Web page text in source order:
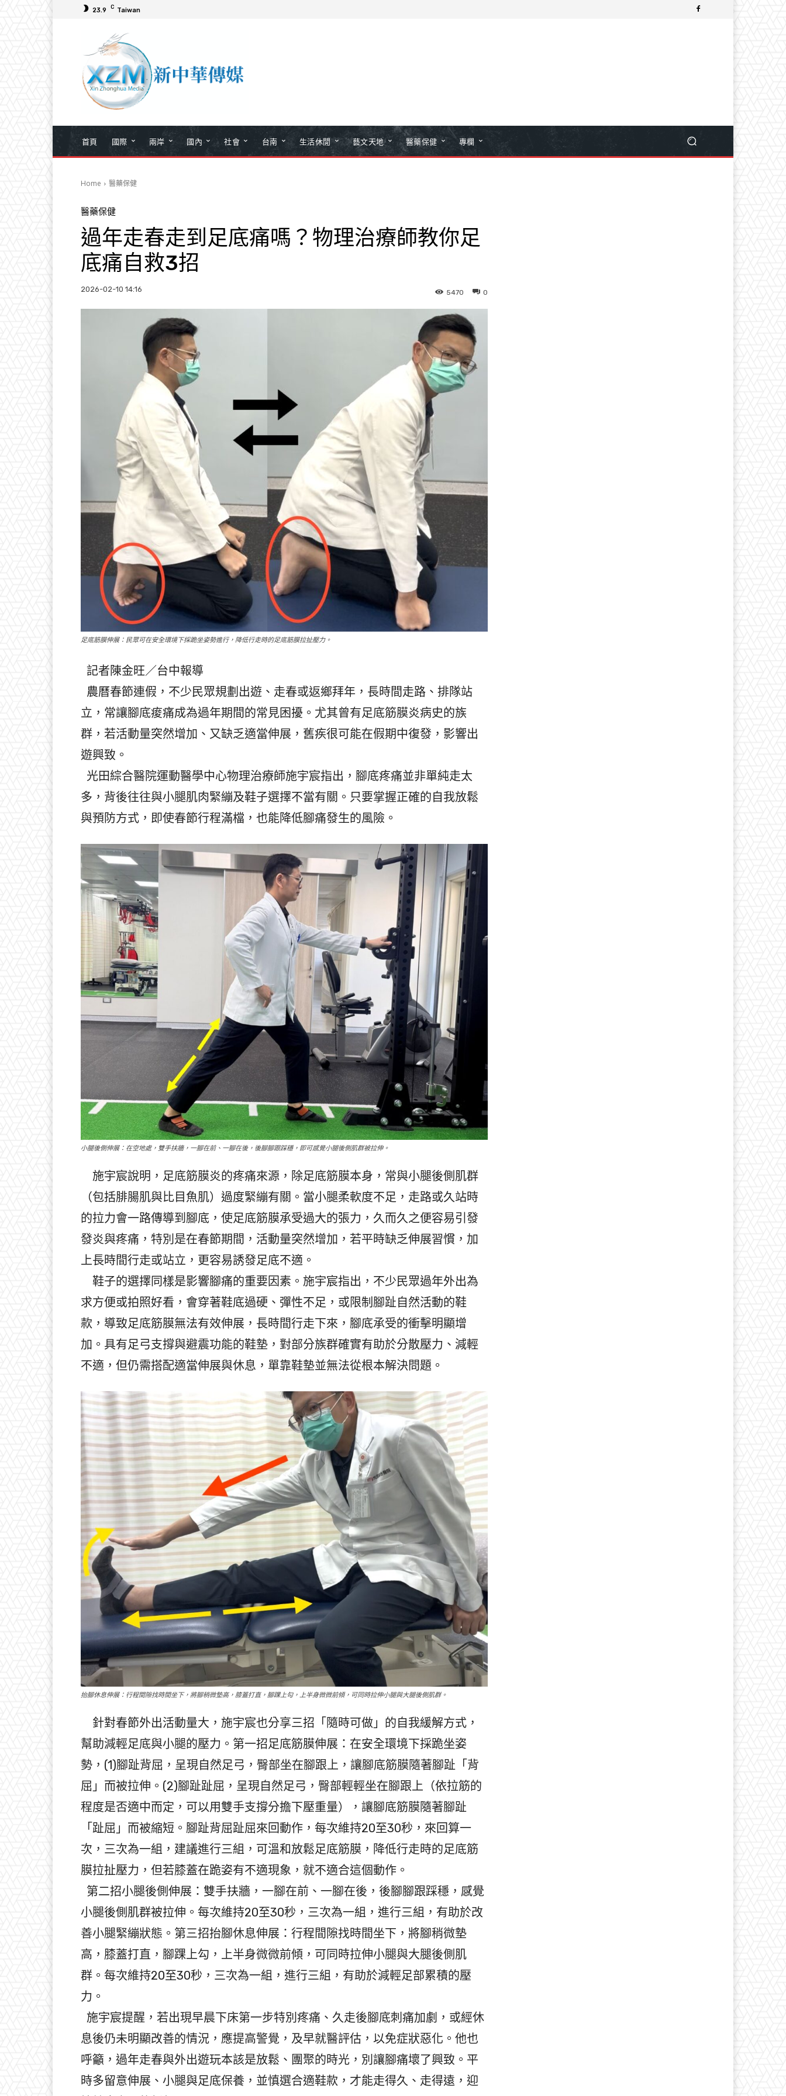
23.9 C Taiwan
首頁 國際 兩岸 國內 社會 台南 生活休閒 藝文天地 醫藥保健 專欄
Home 醫藥保健
醫藥保健
過年走春走到足底痛嗎？物理治療師教你足
底痛自救3招
2026-02-10 14:16 0
5470
足底筋膜伸展：民眾可在安全環境下採跪坐姿勢進行，降低行走時的足底筋膜拉扯壓力。
記者陳金旺／台中報導
農曆春節連假，不少民眾規劃出遊、走春或返鄉拜年，長時間走路、排隊站
立，常讓腳底痠痛成為過年期間的常見困擾。尤其曾有足底筋膜炎病史的族
群，若活動量突然增加、又缺乏適當伸展，舊疾很可能在假期中復發，影響出
遊興致。
光田綜合醫院運動醫學中心物理治療師施宇宸指出，腳底疼痛並非單純走太
多，背後往往與小腿肌肉緊繃及鞋子選擇不當有關。只要掌握正確的自我放鬆
與預防方式，即使春節行程滿檔，也能降低腳痛發生的風險。
小腿後側伸展：在空地處，雙手扶牆，一腳在前、一腳在後，後腳腳跟踩穩，即可感覺小腿後側肌群被拉伸。
施宇宸說明，足底筋膜炎的疼痛來源，除足底筋膜本身，常與小腿後側肌群
（包括腓腸肌與比目魚肌）過度緊繃有關。當小腿柔軟度不足，走路或久站時
的拉力會一路傳導到腳底，使足底筋膜承受過大的張力，久而久之便容易引發
發炎與疼痛，特別是在春節期間，活動量突然增加，若平時缺乏伸展習慣，加
上長時間行走或站立，更容易誘發足底不適。
鞋子的選擇同樣是影響腳痛的重要因素。施宇宸指出，不少民眾過年外出為
求方便或拍照好看，會穿著鞋底過硬、彈性不足，或限制腳趾自然活動的鞋
款，導致足底筋膜無法有效伸展，長時間行走下來，腳底承受的衝擊明顯增
加。具有足弓支撐與避震功能的鞋墊，對部分族群確實有助於分散壓力、減輕
不適，但仍需搭配適當伸展與休息，單靠鞋墊並無法從根本解決問題。
抬腳休息伸展：行程間隙找時間坐下，將腳稍微墊高，膝蓋打直，腳踝上勾，上半身微微前傾，可同時拉伸小腿與大腿後側肌群。
針對春節外出活動量大，施宇宸也分享三招「隨時可做」的自我緩解方式，
幫助減輕足底與小腿的壓力。第一招足底筋膜伸展：在安全環境下採跪坐姿
勢，(1)腳趾背屈，呈現自然足弓，臀部坐在腳跟上，讓腳底筋膜隨著腳趾「背
屈」而被拉伸。(2)腳趾趾屈，呈現自然足弓，臀部輕輕坐在腳跟上（依拉筋的
程度是否適中而定，可以用雙手支撐分擔下壓重量），讓腳底筋膜隨著腳趾
「趾屈」而被縮短。腳趾背屈趾屈來回動作，每次維持20至30秒，來回算一
次，三次為一組，建議進行三組，可溫和放鬆足底筋膜，降低行走時的足底筋
膜拉扯壓力，但若膝蓋在跪姿有不適現象，就不適合這個動作。
第二招小腿後側伸展：雙手扶牆，一腳在前、一腳在後，後腳腳跟踩穩，感覺
小腿後側肌群被拉伸。每次維持20至30秒，三次為一組，進行三組，有助於改
善小腿緊繃狀態。第三招抬腳休息伸展：行程間隙找時間坐下，將腳稍微墊
高，膝蓋打直，腳踝上勾，上半身微微前傾，可同時拉伸小腿與大腿後側肌
群。每次維持20至30秒，三次為一組，進行三組，有助於減輕足部累積的壓
力。
施宇宸提醒，若出現早晨下床第一步特別疼痛、久走後腳底刺痛加劇，或經休
息後仍未明顯改善的情況，應提高警覺，及早就醫評估，以免症狀惡化。他也
呼籲，過年走春與外出遊玩本該是放鬆、團聚的時光，別讓腳痛壞了興致。平
時多留意伸展、小腿與足底保養，並慎選合適鞋款，才能走得久、走得遠，迎